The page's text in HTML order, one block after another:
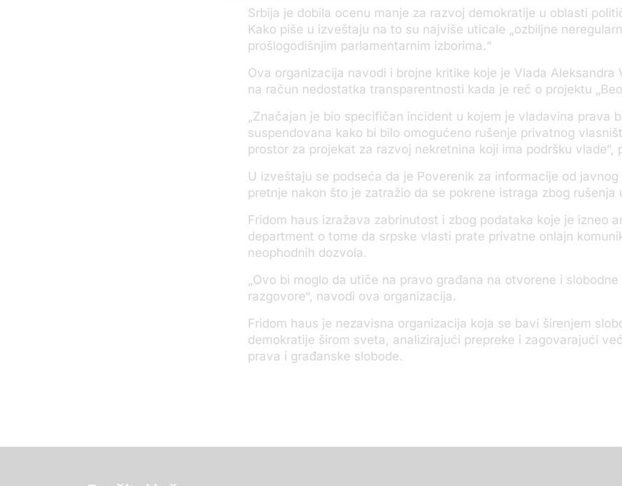
Srbija je dobila ocenu manje za razvoj demokratije u oblasti
Kako piše u izveštaju na to su najviše uticale „ozbiljne
prošlogodišnjim parlamentarnim izborima.“
Ova organizacija navodi i brojne kritike koje je Vlada Aleksandra
na račun nedostatka transparentnosti kada je reč o projektu
„Značajan je bio specifičan incident u kojem je vladavina prava
suspendovana kako bi bilo omogućeno rušenje privatnog
prostor za projekat za razvoj nekretnina koji ima podršku vlade“,
U izveštaju se podseća da je Poverenik za informacije od
pretnje nakon što je zatražio da se pokrene istraga zbog rušenja
Fridom haus izražava zabrinutost i zbog podataka koje je izneo
department o tome da srpske vlasti prate privatne onlajn
neophodnih dozvola.
Ovo bi moglo da utiče na pravo građana na otvorene i
razgovore“, navodi ova organizacija.
Fridom haus je nezavisna organizacija koja se bavi širenjem
demokratije širom sveta, analizirajući prepreke i zagovarajući
prava i građanske slobode.